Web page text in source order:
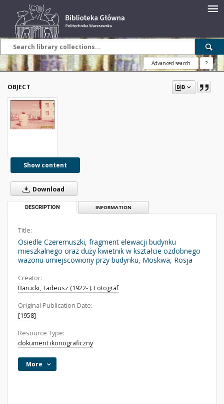
Advanced search ?
OBJECT
Show content
Download
DESCRIPTION INFORMATION
Title:
Osiedle Czeremuszki, fragment elewacji budynku
mieszkalnego oraz duży kwietnik w kształcie ozdobnego
wazonu umiejscowiony przy budynku, Moskwa, Rosja
Creator:
Barucki, Tadeusz (1922- ). Fotograf
Original Publication Date:
[1958]
Resource Type:
dokument ikonograficzny
More